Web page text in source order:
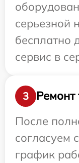
серьезной
бесплатно
сервис в
3
Ремонт
После
согласуем
график